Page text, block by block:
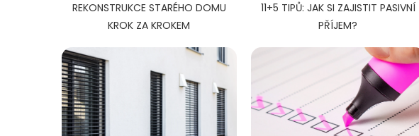
REKONSTRUKCE STARÉHO DOMU
KROK ZA KROKEM
11+5 TIPŮ: JAK SI ZAJISTIT PASIVNÍ
PŘÍJEM?